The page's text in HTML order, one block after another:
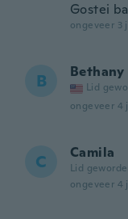
Gostei
ongeveer 3
B Bethany
Lid
ongeveer 4
C Camila
Lid
ongeveer 4